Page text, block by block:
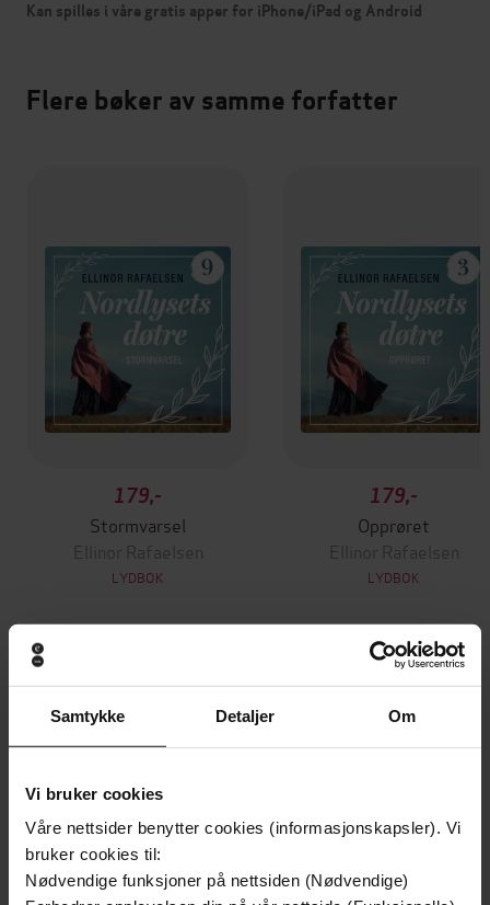
Samtykke Detaljer Om
Vi bruker cookies
Våre nettsider benytter cookies (informasjonskapsler). Vi
bruker cookies til:
Nødvendige funksjoner på nettsiden (Nødvendige)
Kan spilles i våre gratis apper for iPhone/iPad og Android
Flere bøker av samme forfatter
179,-
Stormvarsel
Ellinor Rafaelsen
LYDBOK
179,-
Opprøret
Ellinor Rafaelsen
LYDBOK
Andre har også kjøpt
Premium Premium